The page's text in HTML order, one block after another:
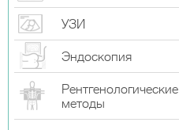
УЗИ
Эндоскопия
Рентгенологические
методы